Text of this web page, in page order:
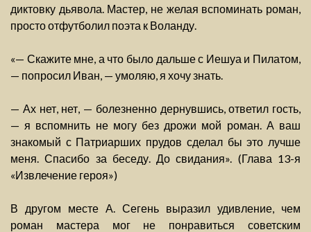
диктовку дьявола. Мастер, не желая вспоминать роман,
просто отфутболил поэта к Воланду.
«— Скажите мне, а что было дальше с Иешуа и Пилатом,
— попросил Иван, — умоляю, я хочу знать.
— Ах нет, нет, — болезненно дернувшись, ответил гость,
— я вспомнить не могу без дрожи мой роман. А ваш
знакомый с Патриарших прудов сделал бы это лучше
меня. Спасибо за беседу. До свидания». (Глава 13-я
«Извлечение героя»)
В другом месте А. Сегень выразил удивление, чем
роман мастера мог не понравиться советским